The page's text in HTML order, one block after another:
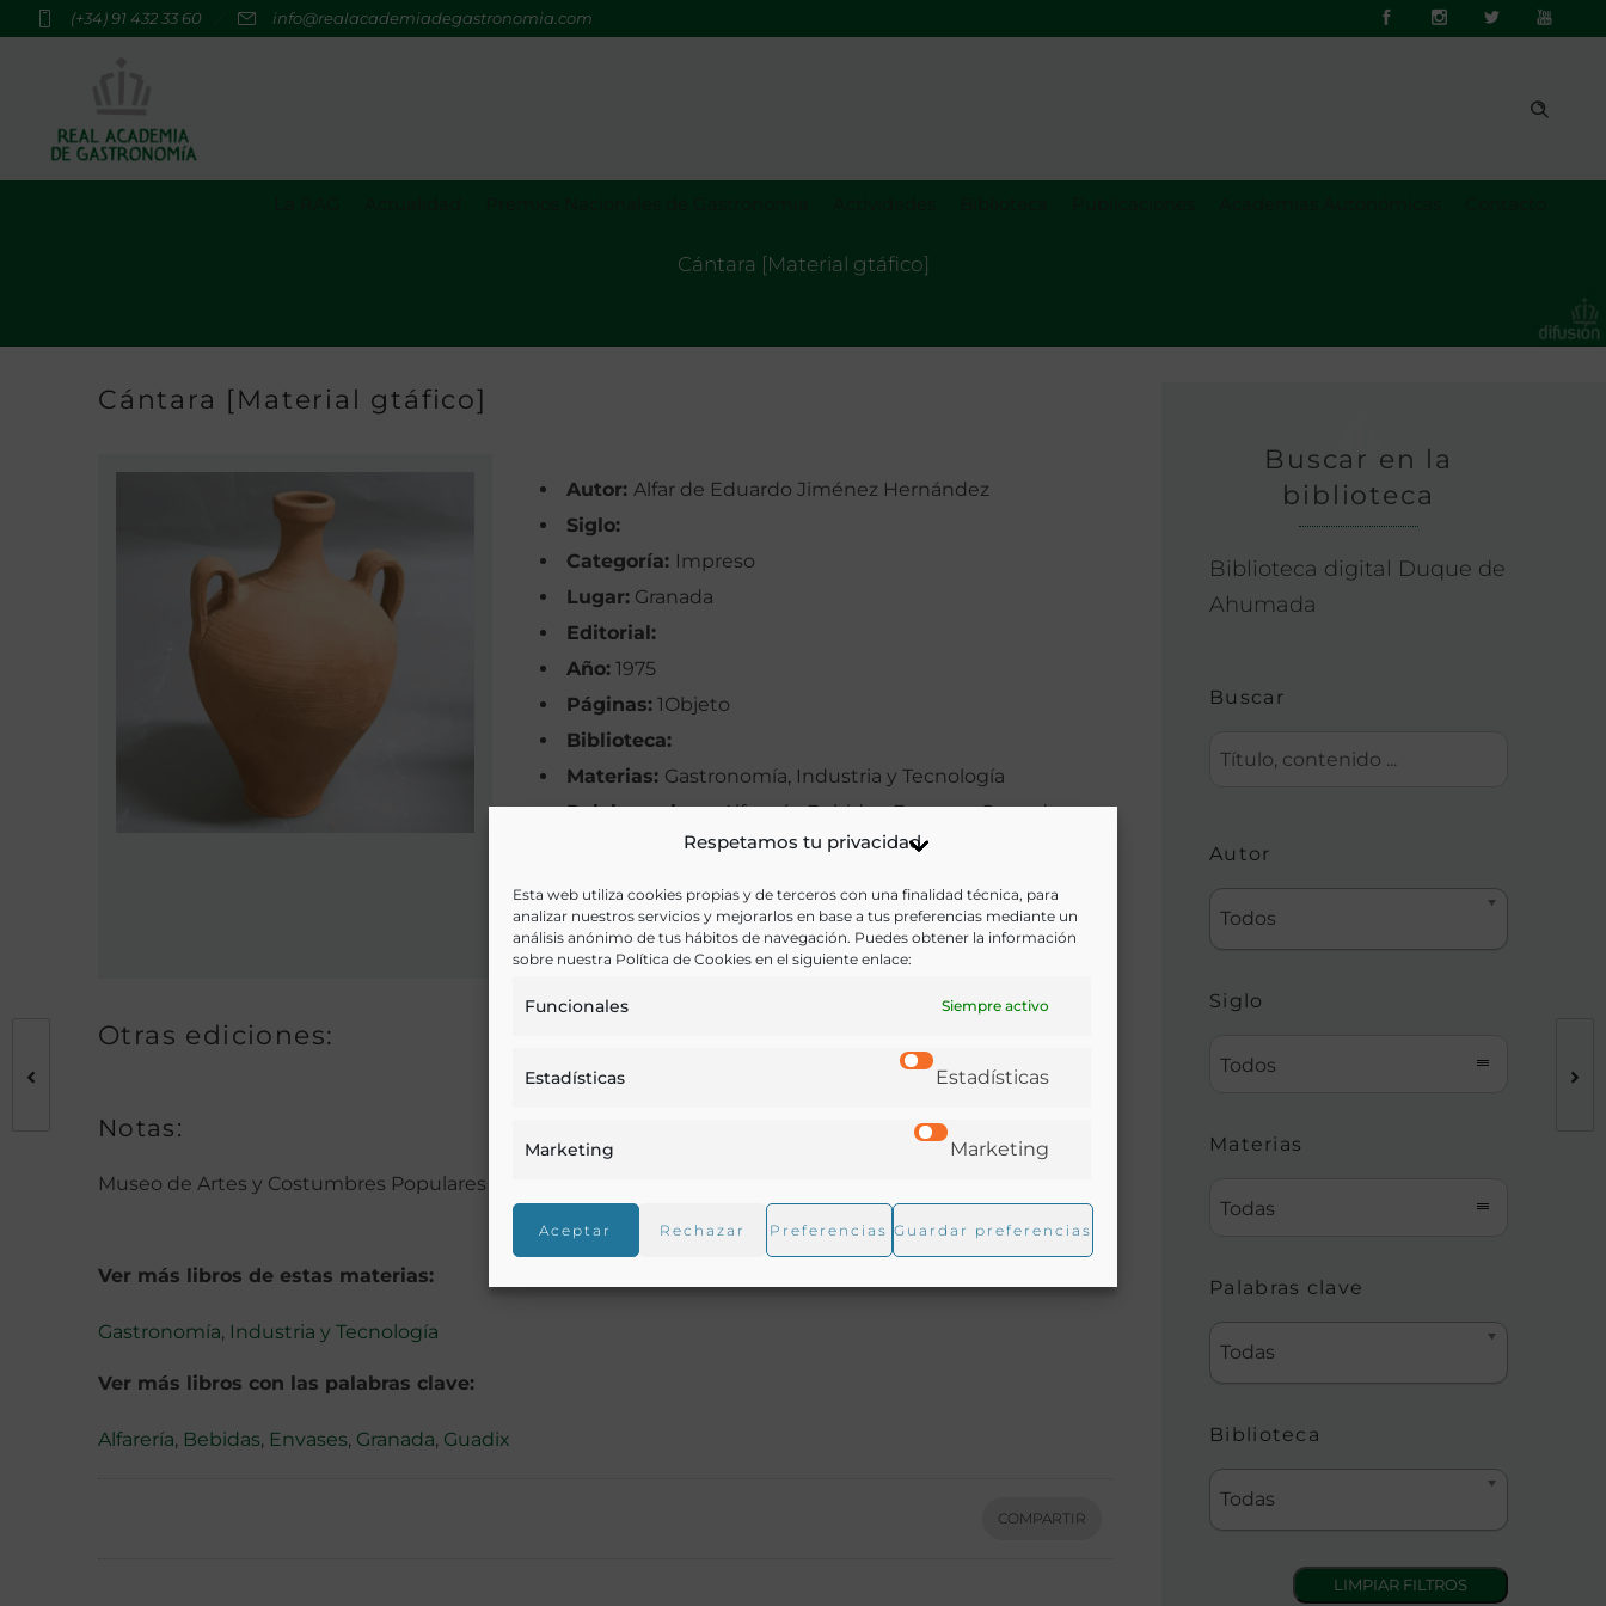
Respetamos tu privacidad
Esta web utiliza cookies propias y de terceros con una finalidad técnica, para
analizar nuestros servicios y mejorarlos en base a tus preferencias mediante un
análisis anónimo de tus hábitos de navegación. Puedes obtener la información
sobre nuestra Política de Cookies en el siguiente enlace:
Funcionales Siempre activo
Estadísticas Estadísticas
Marketing Marketing
Aceptar Rechazar Preferencias Guardar preferencias
(+34) 91 432 33 60 info@realacademiadegastronomia.com
Cántara [Material gtáfico]
Cántara [Material gtáfico]
Autor: Alfar de Eduardo Jiménez Hernández
Siglo:
Categoría: Impreso
Lugar: Granada
Editorial:
Año: 1975
Páginas: 1Objeto
Biblioteca:
Materias: Gastronomía, Industria y Tecnología
Palabras clave:Alfarería, Bebidas, Envases, Granada,
Idioma:
Ir a versión electrónica
Otras ediciones:
Notas:
Museo de Artes y Costumbres Populares de Sevilla
Ver más libros de estas materias:
Gastronomía, Industria y Tecnología
Ver más libros con las palabras clave:
Alfarería, Bebidas, Envases, Granada, Guadix
COMPARTIR
Buscar en la
biblioteca
Biblioteca digital Duque de
Ahumada
Buscar
Autor
Todos
Siglo
Todos
Materias
Todas
Palabras clave
Todas
Biblioteca
Todas